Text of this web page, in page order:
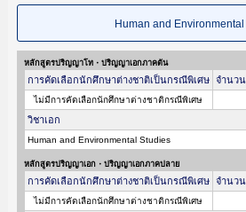
Human and
หลักสูตรปริญญาโท・ปริญญาเอกภาคต้น
การคัดเลือกนักศึกษาต่างชาติเป็นกรณีพิเศษ จำนว
ไม่มีการคัดเลือกนักศึกษาต่างชาติกรณีพิเศษ
วิชาเอก
Human and Environmental Studies
หลักสูตรปริญญาเอก・ปริญญาเอกภาคปลาย
การคัดเลือกนักศึกษาต่างชาติเป็นกรณีพิเศษ จำนว
ไม่มีการคัดเลือกนักศึกษาต่างชาติกรณีพิเศษ